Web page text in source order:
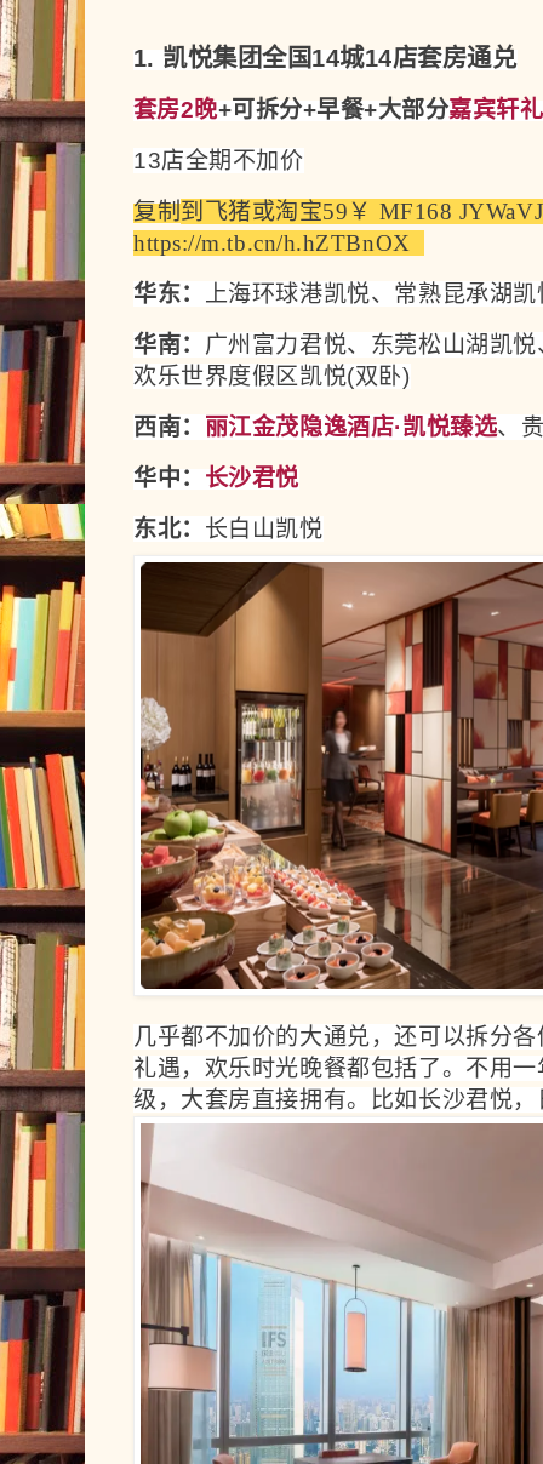
1. 凯悦集团全国14城14店套房通兑
套房2晚+可拆分+早餐+大部分嘉宾轩
13店全期不加价
复制到飞猪或淘宝59￥ MF168
https://m.tb.cn/h.hZTBnOX
华东：
上海环球港凯悦、 常熟昆承湖凯
华南：
广州富力君悦、东莞松山湖凯悦
欢乐世界度假区凯悦(双卧)
西南：
丽江金茂隐逸酒店·凯悦臻选、
华中： 长沙君悦
东北： 长白山凯悦
几乎都不加价的大通兑，还可以拆分
礼遇，欢乐时光晚餐都包括了。不用
级，大套房直接拥有。比如长沙君悦